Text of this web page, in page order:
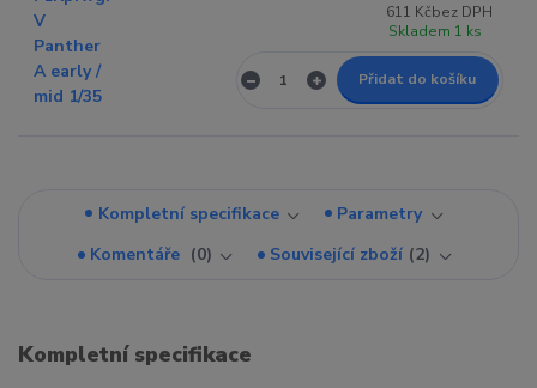
611 Kčbez DPH
Skladem 1 ks
Přidat do košíku
Kompletní specifikace
Parametry
Komentáře
0 Související zboží 2
Kompletní specifikace